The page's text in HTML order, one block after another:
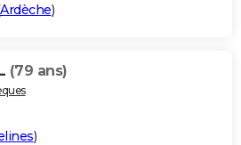
Ardèche)
(79 ans)
)